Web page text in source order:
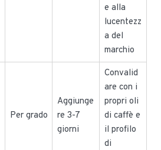
e alla
lucentezz
a del
marchio
Per grado
Aggiunge
re 3-7
giorni
Convalid
are con i
propri oli
di caffè e
il profilo
di